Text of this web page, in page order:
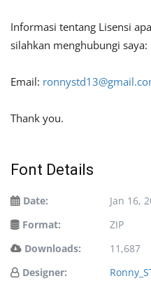
Informasi tentang Lisensi
silahkan menghubungi saya:
Email:
Thank you.
Font Details
Date:
Jan 16,
Format:
ZIP
Downloads:
11,687
Designer: